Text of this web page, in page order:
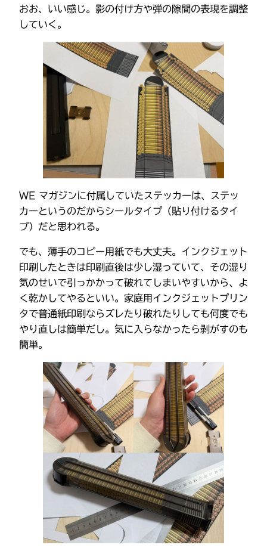
おお、いい感じ。影の付け方や弾の隙間の表現を調整
していく。
WE マガジンに付属していたステッカーは、ステッ
カーというのだからシールタイプ（貼り付けるタイ
プ）だと思われる。
でも、薄手のコピー用紙でも大丈夫。インクジェット
印刷したときは印刷直後は少し湿っていて、その湿り
気のせいで引っかかって破れてしまいやすいから、よ
く乾かしてやるといい。家庭用インクジェットプリン
タで普通紙印刷ならズレたり破れたりしても何度でも
やり直しは簡単だし。気に入らなかったら剥がすのも
簡単。